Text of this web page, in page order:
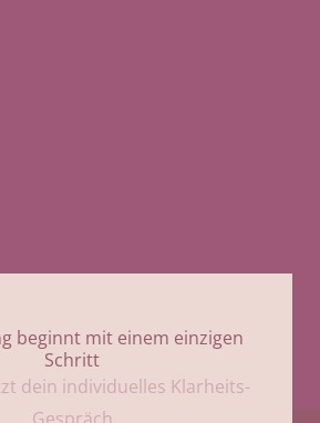
beginnt mit einem einzigen
Schritt
dein individuelles Klarheits-